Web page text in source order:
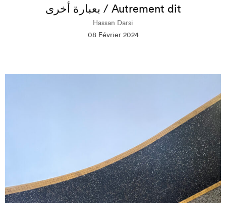
بعبارة أخرى / Autrement dit
Hassan Darsi
08 Février 2024